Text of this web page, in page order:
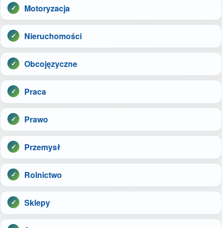
Motoryzacja
Nieruchomości
Obcojęzyczne
Praca
Prawo
Przemysł
Rolnictwo
Sklepy